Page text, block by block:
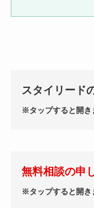
スタイリード
※タップすると開き
無料相談の申
※タップすると開き